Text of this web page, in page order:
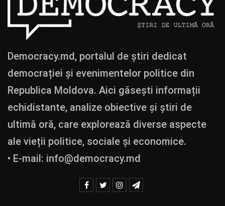
Democracy.md, portalul de știri dedicat
democrației și evenimentelor politice din
Republica Moldova. Aici găsești informații
echidistante, analize obiective și știri de
ultimă oră, care explorează diverse aspecte
ale vieții politice, sociale și economice.
• E-mail: info@democracy.md